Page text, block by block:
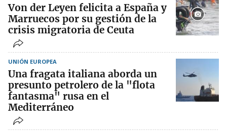
Von der Leyen felicita a España y
Marruecos por su gestión de la
crisis migratoria de Ceuta
UNIÓN EUROPEA
Una fragata italiana aborda un
presunto petrolero de la "flota
fantasma" rusa en el
Mediterráneo